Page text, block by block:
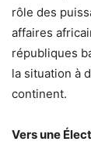
rôle des
affaires
républiques
la situation à
continent.
Vers une